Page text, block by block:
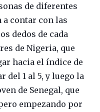
de diferentes
a contar con las
dedos de cada
de Nigeria, que
hacia el índice de
del 1 al 5, y luego la
de Senegal, que
empezando por